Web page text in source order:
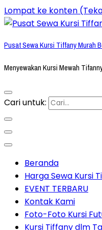
Lompat ke konten
Pusat Sewa Kursi Tiffany Murah
Menyewakan Kursi Mewah
Cari untuk:
Beranda
Harga Sewa Kursi
EVENT TERBARU
Kontak Kami
Foto-Foto Kursi
Kursi Tiffany dlm